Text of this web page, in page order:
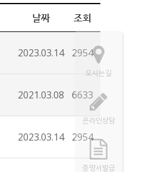
날짜 조회
2023.03.14 2954
2021.03.08 6633
2023.03.14 2954
오시는길
온라인상담
증명서발급